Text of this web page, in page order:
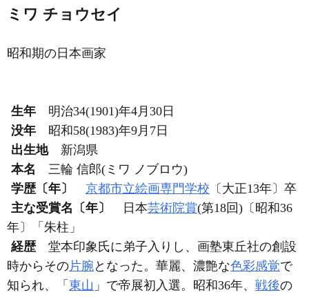
ミワ チョウセイ
昭和期の日本画家
生年
明治34(1901)年4月30日
没年
昭和58(1983)年9月7日
出生地
新潟県
本名
三輪 信郎(ミワ ノブロウ)
学歴〔年〕
京都市立絵画専門学校 〔大正13年〕卒
主な受賞名〔年〕
日本芸術院賞(第18回)〔昭和36
年〕「朱柱」
経歴
堂本印象氏に弟子入りし、画塾東丘社の創設
時からその片腕となった。華麗、濃艶な色彩感覚で
知られ、「 東山 」で帝展初入選。昭和36年、 戦後の